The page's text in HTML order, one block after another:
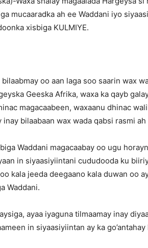
mucaaradka ah ee Waddani iyo
xisbiga KULMIYE.
bilaabmay oo aan laga soo saarin wax
Geeska Afrika, waxa ka qayb
magacaabeen, waxaanu dhinac
inay bilaabaan wax wada qabsi rasmi
Waddani magacaabay oo ugu
in siyaasiyiintani cududooda ku
kala jeeda deegaano kala duwan oo
Waddani.
ayaa iyaguna tilmaamay inay
in siyaasiyiintan ay ka